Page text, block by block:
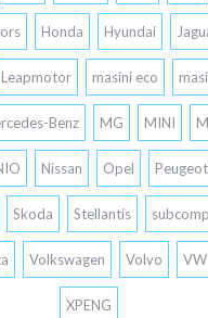
Honda Hyundai
Leapmotor masini eco
Benz MG MINI
Nissan Opel Peugeot
Skoda Stellantis
Volkswagen Volvo VW
XPENG